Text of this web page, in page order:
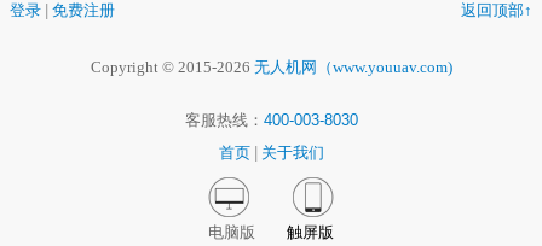
登录 免费注册 返回顶部↑
Copyright © 2015-2026 无人机网（www.youuav.com)
客服热线： 400-003-8030
首页
关于我们
电脑版 触屏版